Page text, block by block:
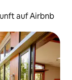
auf Airbnb